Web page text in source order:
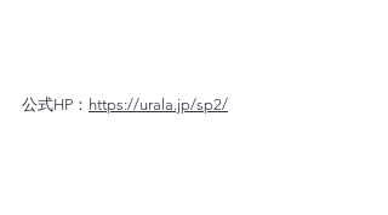
公式HP： https://urala.jp/sp2/